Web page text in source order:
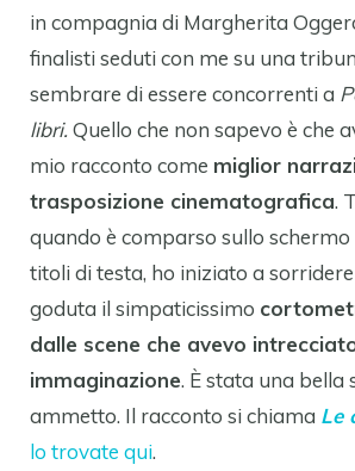
in compagnia di Margherita
finalisti seduti con me su una
sembrare di essere concorrenti a
libri.Quello che non sapevo è che
mio racconto come miglior
trasposizione cinematografica.
quando è comparso sullo
titoli di testa, ho iniziato a
goduta il simpaticissimo
dalle scene che avevo
immaginazione. È stata una bella
ammetto. Il racconto si chiama Le
lo trovate qui.